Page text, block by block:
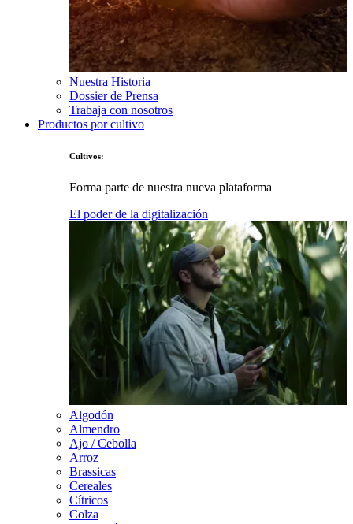
Nuestra Historia
Dossier de Prensa
Trabaja con nosotros
Productos por cultivo
Cultivos:
Forma parte de nuestra nueva plataforma
El poder de la digitalización
Algodón
Almendro
Ajo / Cebolla
Arroz
Brassicas
Cereales
Cítricos
Colza